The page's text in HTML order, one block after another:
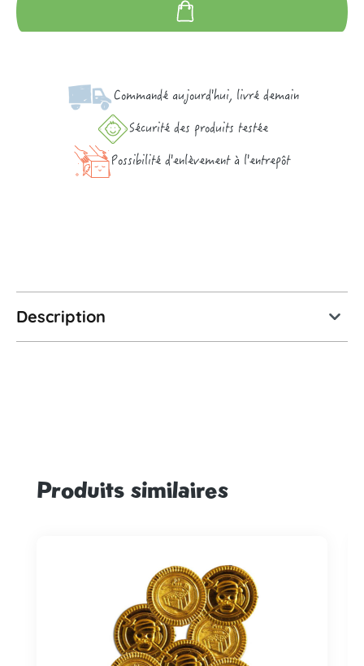
Commandé aujourd'hui, livré demain
Sécurité des produits testée
Possibilité d'enlèvement à l'entrepôt
Description
Ignorer la galerie de produits
Produits similaires